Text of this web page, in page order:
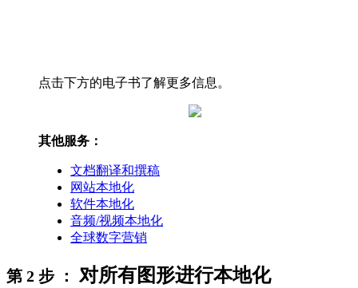
点击下方的电子书了解更多信息。
其他服务：
文档翻译和撰稿
网站本地化
软件本地化
音频/视频本地化
全球数字营销
第 2 步 ： 对所有图形进行本地化